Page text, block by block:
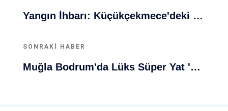
Yangın İhbarı: Küçükçekmece'deki Binada Çatı Yangını Söndürülüyor
SONRAKI HABER
Muğla Bodrum'da Lüks Süper Yat 'Golden Odyssey' Demirledi